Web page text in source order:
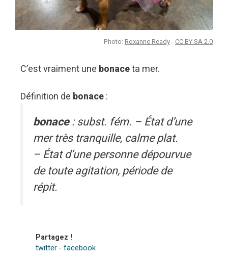
Photo: Roxanne Ready- CC BY-SA 2.0
C’est vraiment une bonaceta mer.
Définition de bonace:
bonace: subst. fém. – État d’une
mer très tranquille, calme plat.
– État d’une personne dépourvue
de toute agitation, période de
répit.
Partagez !
twitter - facebook